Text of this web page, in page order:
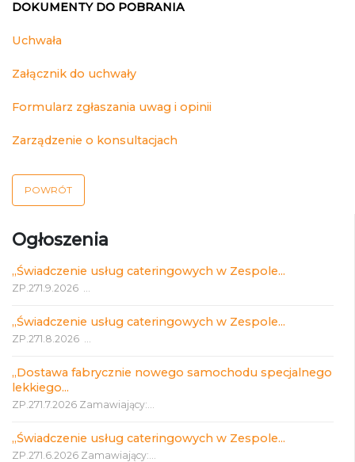
Ogłoszenia
„Świadczenie usług cateringowych w Zespole...
ZP.271.9.2026 ...
„Świadczenie usług cateringowych w Zespole...
ZP.271.8.2026 ...
„Dostawa fabrycznie nowego samochodu specjalnego
lekkiego...
ZP.271.7.2026 Zamawiający:...
„Świadczenie usług cateringowych w Zespole...
ZP.271.6.2026 Zamawiający:...
DOKUMENTY DO POBRANIA
Uchwała
Załącznik do uchwały
Formularz zgłaszania uwag i opinii
Zarządzenie o konsultacjach
POWRÓT